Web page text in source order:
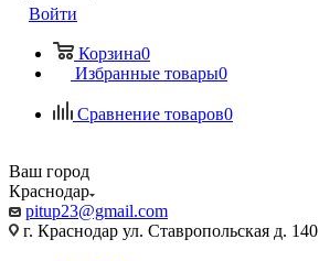
Войти
Корзина0
Избранные товары0
Сравнение товаров0
Ваш город
Краснодар
pitup23@gmail.com
г. Краснодар ул. Ставропольская д. 140